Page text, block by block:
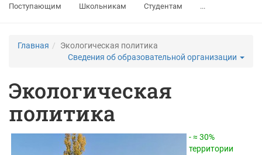
Поступающим Школьникам Студентам ...
Главная
Экологическая политика
Сведения об образовательной организации
Экологическая
политика
- ≈ 30%
территории